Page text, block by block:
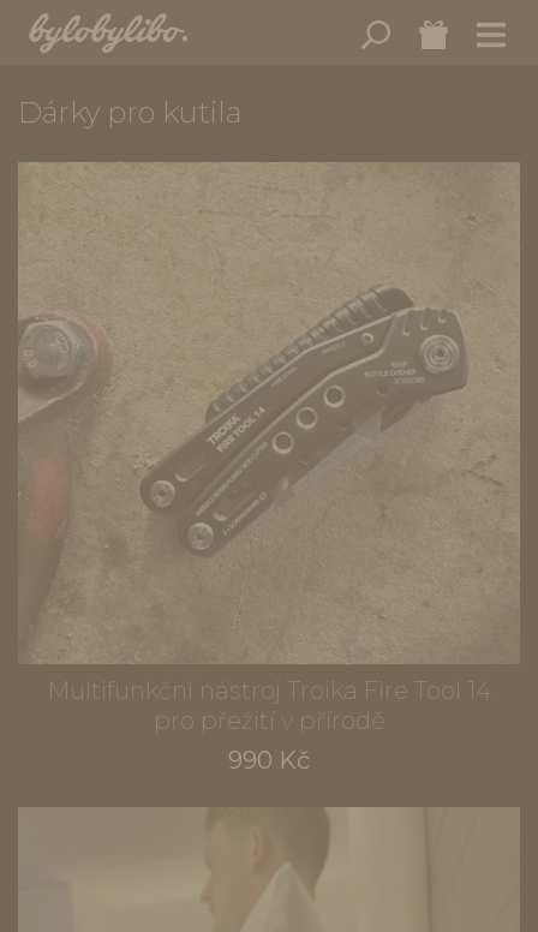
Dárky pro kutila
Multifunkční nástroj Troika Fire Tool 14
pro přežití v přírodě
990 Kč